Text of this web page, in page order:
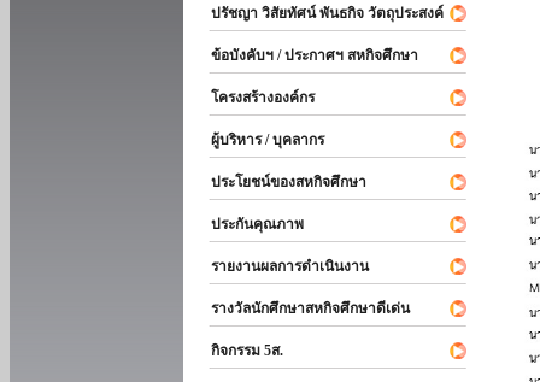
ปรัชญา วิสัยทัศน์ พันธกิจ วัตถุประสงค์
ข้อบังคับฯ / ประกาศฯ สหกิจศึกษา
โครงสร้างองค์กร
ผู้บริหาร / บุคลากร
ประโยชน์ของสหกิจศึกษา
ประกันคุณภาพ
รายงานผลการดำเนินงาน
รางวัลนักศึกษาสหกิจศึกษาดีเด่น
กิจกรรม 5ส.